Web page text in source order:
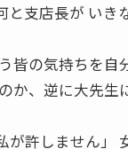
と支店長が いき
皆の気持ちを自
か、逆に大先生
が許しません」